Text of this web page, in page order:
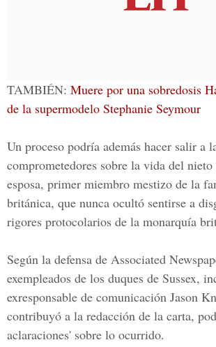
TAMBIÉN: Muere por una sobredosis
de la supermodelo Stephanie Seymour
Un proceso podría además hacer salir a
comprometedores sobre la vida del
esposa, primer miembro mestizo de la
británica, que nunca ocultó sentirse a
rigores protocolarios de la monarquía
Según la defensa de Associated
exempleados de los duques de Sussex,
exresponsable de comunicación Jason
contribuyó a la redacción de la carta,
aclaraciones' sobre lo ocurrido.